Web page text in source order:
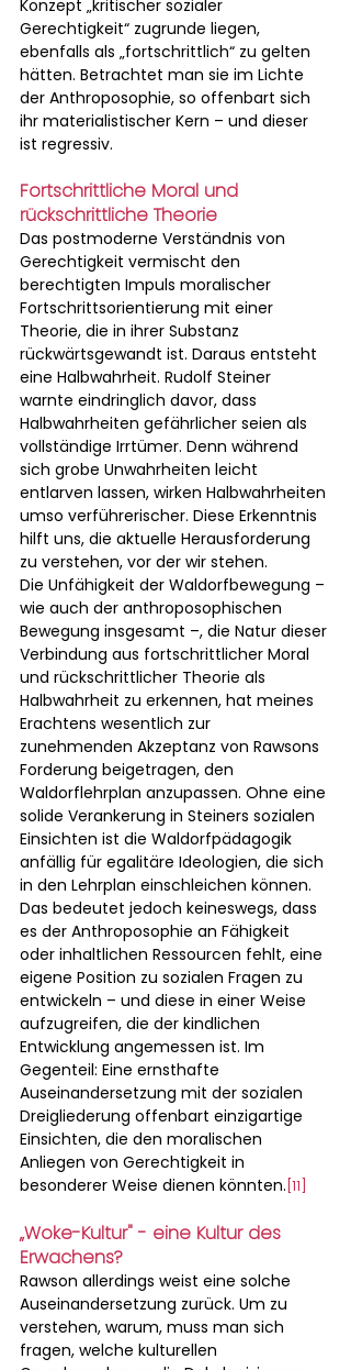
Konzept „kritischer sozialer
Gerechtigkeit“ zugrunde liegen,
ebenfalls als „fortschrittlich“ zu gelten
hätten. Betrachtet man sie im Lichte
der Anthroposophie, so offenbart sich
ihr materialistischer Kern – und dieser
ist regressiv.
Fortschrittliche Moral und
rückschrittliche Theorie
Das postmoderne Verständnis von
Gerechtigkeit vermischt den
berechtigten Impuls moralischer
Fortschrittsorientierung mit einer
Theorie, die in ihrer Substanz
rückwärtsgewandt ist. Daraus entsteht
eine Halbwahrheit. Rudolf Steiner
warnte eindringlich davor, dass
Halbwahrheiten gefährlicher seien als
vollständige Irrtümer. Denn während
sich grobe Unwahrheiten leicht
entlarven lassen, wirken Halbwahrheiten
umso verführerischer. Diese Erkenntnis
hilft uns, die aktuelle Herausforderung
zu verstehen, vor der wir stehen.
Die Unfähigkeit der Waldorfbewegung –
wie auch der anthroposophischen
Bewegung insgesamt –, die Natur dieser
Verbindung aus fortschrittlicher Moral
und rückschrittlicher Theorie als
Halbwahrheit zu erkennen, hat meines
Erachtens wesentlich zur
zunehmenden Akzeptanz von Rawsons
Forderung beigetragen, den
Waldorflehrplan anzupassen. Ohne eine
solide Verankerung in Steiners sozialen
Einsichten ist die Waldorfpädagogik
anfällig für egalitäre Ideologien, die sich
in den Lehrplan einschleichen können.
Das bedeutet jedoch keineswegs, dass
es der Anthroposophie an Fähigkeit
oder inhaltlichen Ressourcen fehlt, eine
eigene Position zu sozialen Fragen zu
entwickeln – und diese in einer Weise
aufzugreifen, die der kindlichen
Entwicklung angemessen ist. Im
Gegenteil: Eine ernsthafte
Auseinandersetzung mit der sozialen
Dreigliederung offenbart einzigartige
Einsichten, die den moralischen
Anliegen von Gerechtigkeit in
besonderer Weise dienen könnten. [11]
„Woke-Kultur" - eine Kultur des
Erwachens?
Rawson allerdings weist eine solche
Auseinandersetzung zurück. Um zu
verstehen, warum, muss man sich
fragen, welche kulturellen